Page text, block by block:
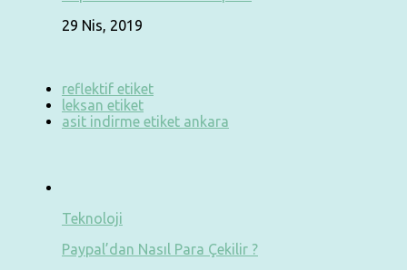
29 Nis, 2019
reflektif etiket
leksan etiket
asit indirme etiket ankara
Teknoloji
Paypal’dan Nasıl Para Çekilir ?